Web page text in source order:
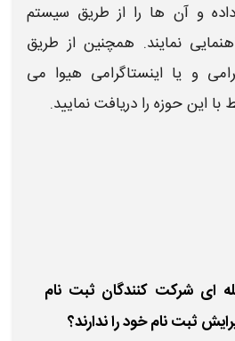
داده و آن ها را از طریق سیستم
نمایند. همچنین از طریق
و یا اینستاگرامی هیوا می
با این حوزه را دریافت نمایید.
ای شرکت کنندگان ثبت نام